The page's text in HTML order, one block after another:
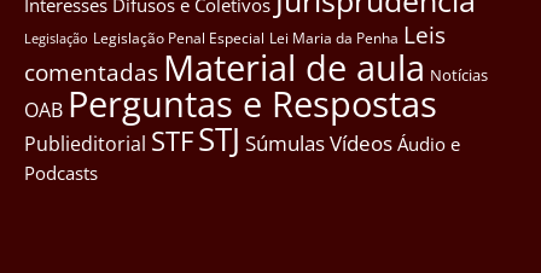
Legislação Legislação Penal Especial Lei Maria da Penha Leis
comentadas Material de aula Notícias
OAB Perguntas e Respostas
Publieditorial STFSTJ SúmulasVídeos Áudio e
Podcasts